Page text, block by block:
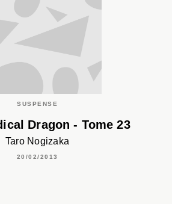
SUSPENSE
Dragon - Tome 23
Taro Nogizaka
20/02/2013